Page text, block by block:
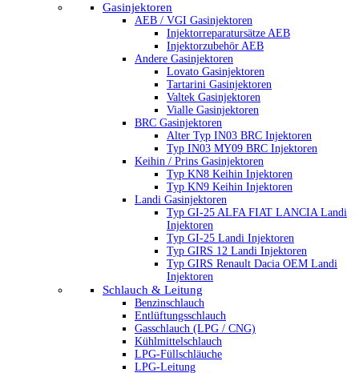
Gasinjektoren
AEB / VGI Gasinjektoren
Injektorreparatursätze AEB
Injektorzubehör AEB
Andere Gasinjektoren
Lovato Gasinjektoren
Tartarini Gasinjektoren
Valtek Gasinjektoren
Vialle Gasinjektoren
BRC Gasinjektoren
Alter Typ IN03 BRC Injektoren
Typ IN03 MY09 BRC Injektoren
Keihin / Prins Gasinjektoren
Typ KN8 Keihin Injektoren
Typ KN9 Keihin Injektoren
Landi Gasinjektoren
Typ GI-25 ALFA FIAT LANCIA Landi
Injektoren
Typ GI-25 Landi Injektoren
Typ GIRS 12 Landi Injektoren
Typ GIRS Renault Dacia OEM Landi
Injektoren
Schlauch & Leitung
Benzinschlauch
Entlüftungsschlauch
Gasschlauch (LPG / CNG)
Kühlmittelschlauch
LPG-Füllschläuche
LPG-Leitung